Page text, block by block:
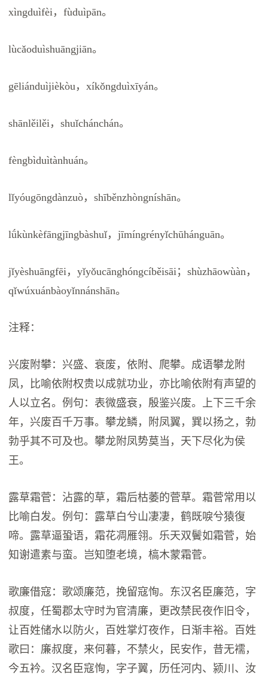
xìngduìfèi，fùduìpān。
lùcǎoduìshuāngjiān。
gēliánduìjièkòu，xíkǒngduìxīyán。
shānlěilěi，shuǐchánchán。
fèngbìduìtànhuán。
lǐyóugōngdànzuò，shīběnzhòngníshān。
lǘkùnkèfāngjīngbàshuǐ，jīmíngrényǐchūhánguān。
jǐyèshuāngfēi，yǐyǒucānghóngcíběisāi；shùzhāowùàn，
qǐwúxuánbàoyǐnnánshān。
注释：
兴废附攀：兴盛、衰废，依附、爬攀。成语攀龙附
凤，比喻依附权贵以成就功业，亦比喻依附有声望的
人以立名。例句：表微盛衰，殷鉴兴废。上下三千余
年，兴废百千万事。攀龙鳞，附凤翼，巽以扬之，勃
勃乎其不可及也。攀龙附凤势莫当，天下尽化为侯
王。
露草霜菅：沾露的草，霜后枯萎的菅草。霜菅常用以
比喻白发。例句：露草白兮山凄凄，鹤既唳兮猿復
啼。露草逼蛩语，霜花凋雁翎。乐天双鬢如霜菅，始
知谢遣素与蛮。岂知堕老境，槁木蒙霜菅。
歌廉借寇：歌颂廉范，挽留寇恂。东汉名臣廉范，字
叔度，任蜀郡太守时为官清廉，更改禁民夜作旧令，
让百姓储水以防火，百姓掌灯夜作，日渐丰裕。百姓
歌曰：廉叔度，来何暮，不禁火，民安作，昔无襦，
今五衿。汉名臣寇恂，字子翼，历任河内、颍川、汝